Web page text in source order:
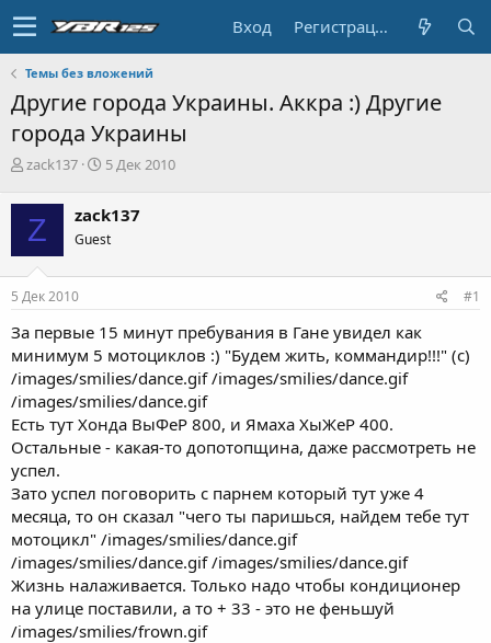
Вход Регистрация
Темы без вложений
Другие города Украины. Аккра :) Другие
города Украины
А
т
о
р
т
е
м
zack137
Д
а
н
ч
а
5 Дек 2010
Z zack137
Guest
5 Дек 2010 #1
За первые 15 минут пребувания в Гане увидел как
минимум 5 мотоциклов :) "Будем жить, коммандир!!!" (с)
/images/smilies/dance.gif /images/smilies/dance.gif
/images/smilies/dance.gif
Есть тут Хонда ВыФеР 800, и Ямаха ХыЖеР 400.
Остальные - какая-то допотопщина, даже рассмотреть не
успел.
Зато успел поговорить с парнем который тут уже 4
месяца, то он сказал "чего ты паришься, найдем тебе тут
мотоцикл" /images/smilies/dance.gif
/images/smilies/dance.gif /images/smilies/dance.gif
Жизнь налаживается. Только надо чтобы кондиционер
на улице поставили, а то + 33 - это не феньшуй
/images/smilies/frown.gif